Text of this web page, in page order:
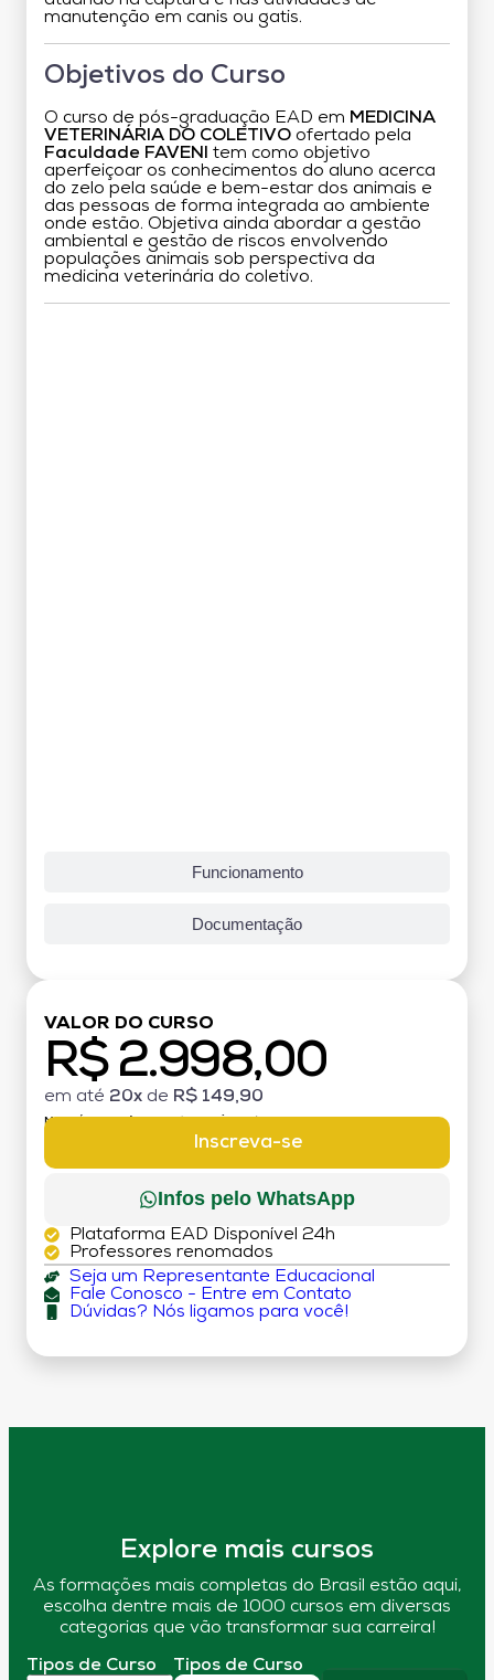
manutenção em canis ou gatis.
Objetivos do Curso
O curso de pós-graduação EAD em MEDICINA
VETERINÁRIA DO COLETIVO ofertado pela
Faculdade FAVENI
tem como objetivo
aperfeiçoar os conhecimentos do aluno acerca
do zelo pela saúde e bem-estar dos animais e
das pessoas de forma integrada ao ambiente
onde estão. Objetiva ainda abordar a gestão
ambiental e gestão de riscos envolvendo
populações animais sob perspectiva da
medicina veterinária do coletivo.
Funcionamento
Documentação
VALOR DO CURSO
R$ 2.998,00
em até 20x de R$ 149,90
MATRÍCULA:
Inscreva-se
Infos pelo WhatsApp
Plataforma EAD Disponível 24h
Professores renomados
Seja um Representante Educacional
Fale Conosco - Entre em Contato
Dúvidas? Nós ligamos para você!
Explore mais cursos
As formações mais completas do Brasil estão aqui,
escolha dentre mais de 1000 cursos em diversas
categorias que vão transformar sua carreira!
Tipos de Curso Tipos de Curso